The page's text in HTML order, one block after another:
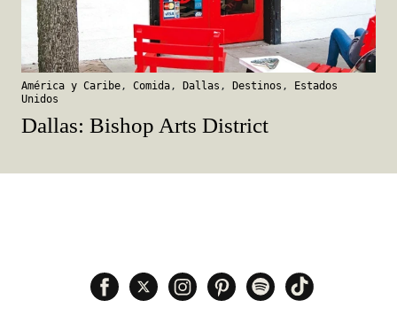
América y Caribe, Comida, Dallas , Destinos ,
Estados
Unidos
Dallas: Bishop Arts District